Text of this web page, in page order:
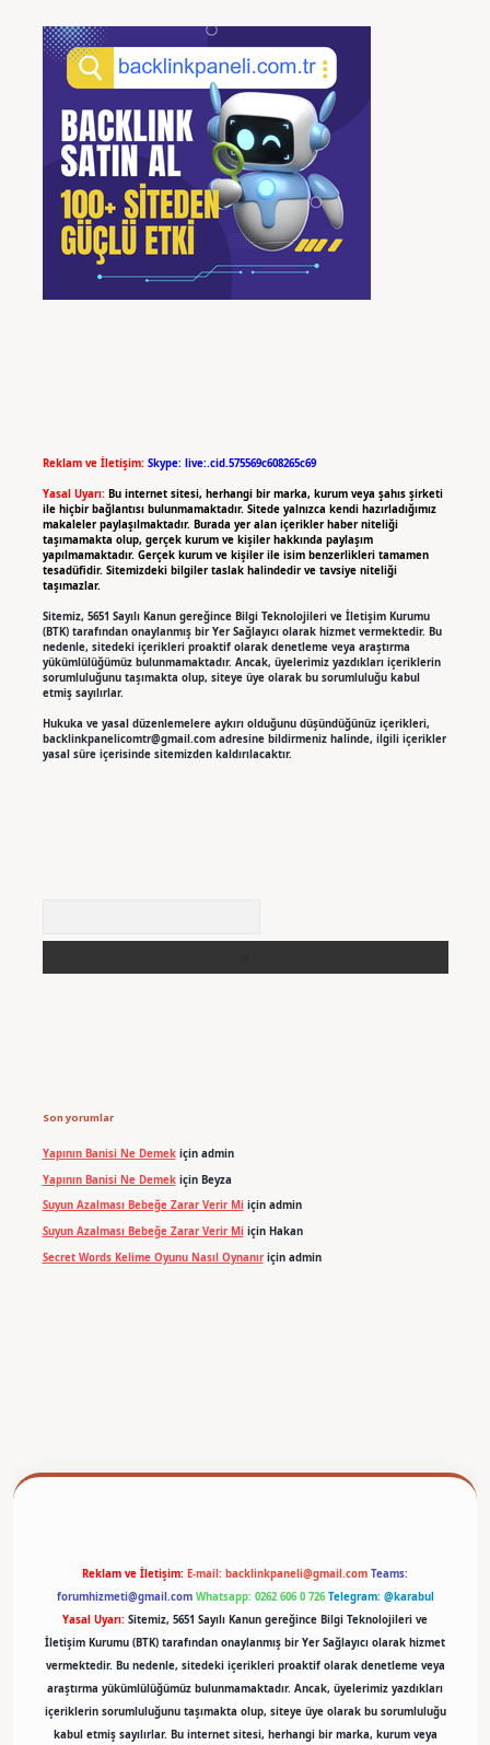
Reklam ve İletişim: Skype: live:.cid.575569c608265c69
Yasal Uyarı: Bu internet sitesi, herhangi bir marka, kurum veya şahıs şirketi
ile hiçbir bağlantısı bulunmamaktadır. Sitede yalnızca kendi hazırladığımız
makaleler paylaşılmaktadır. Burada yer alan içerikler haber niteliği
taşımamakta olup, gerçek kurum ve kişiler hakkında paylaşım
yapılmamaktadır. Gerçek kurum ve kişiler ile isim benzerlikleri tamamen
tesadüfidir. Sitemizdeki bilgiler taslak halindedir ve tavsiye niteliği
taşımazlar.
Sitemiz, 5651 Sayılı Kanun gereğince Bilgi Teknolojileri ve İletişim Kurumu
(BTK) tarafından onaylanmış bir Yer Sağlayıcı olarak hizmet vermektedir. Bu
nedenle, sitedeki içerikleri proaktif olarak denetleme veya araştırma
yükümlülüğümüz bulunmamaktadır. Ancak, üyelerimiz yazdıkları içeriklerin
sorumluluğunu taşımakta olup, siteye üye olarak bu sorumluluğu kabul
etmiş sayılırlar.
Hukuka ve yasal düzenlemelere aykırı olduğunu düşündüğünüz içerikleri,
backlinkpanelicomtr@gmail.comadresine bildirmeniz halinde, ilgili içerikler
yasal süre içerisinde sitemizden kaldırılacaktır.
Son yorumlar
Yapının Banisi Ne Demekiçin admin
Yapının Banisi Ne Demekiçin Beyza
Suyun Azalması Bebeğe Zarar Verir Miiçin admin
Suyun Azalması Bebeğe Zarar Verir Miiçin Hakan
Secret Words Kelime Oyunu Nasıl Oynanıriçin admin
Reklam ve İletişim: E-mail: backlinkpaneli@gmail.com Teams:
forumhizmeti@gmail.com Whatsapp: 0262 606 0 726 Telegram: @karabul
Yasal Uyarı: Sitemiz, 5651 Sayılı Kanun gereğince Bilgi Teknolojileri ve
İletişim Kurumu (BTK) tarafından onaylanmış bir Yer Sağlayıcı olarak hizmet
vermektedir. Bu nedenle, sitedeki içerikleri proaktif olarak denetleme veya
araştırma yükümlülüğümüz bulunmamaktadır. Ancak, üyelerimiz yazdıkları
içeriklerin sorumluluğunu taşımakta olup, siteye üye olarak bu sorumluluğu
kabul etmiş sayılırlar. Bu internet sitesi, herhangi bir marka, kurum veya